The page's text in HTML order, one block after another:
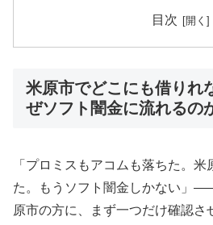
目次
米原市でどこにも借りれ
ぜソフト闇金に流れるの
「プロミスもアコムも落ちた。
た。もうソフト闇金しかない」
原市の方に、まず一つだけ確認さ